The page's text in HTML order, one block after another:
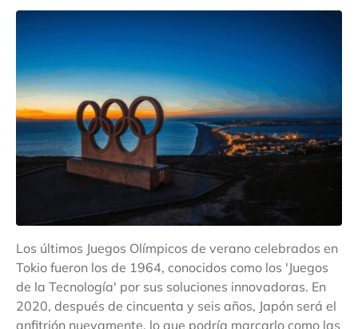
Los últimos Juegos Olímpicos de verano celebrados en
Tokio fueron los de 1964, conocidos como los 'Juegos
de la Tecnología' por sus soluciones innovadoras. En
2020, después de cincuenta y seis años, Japón será el
anfitrión nuevamente, lo que podría marcarlo como las